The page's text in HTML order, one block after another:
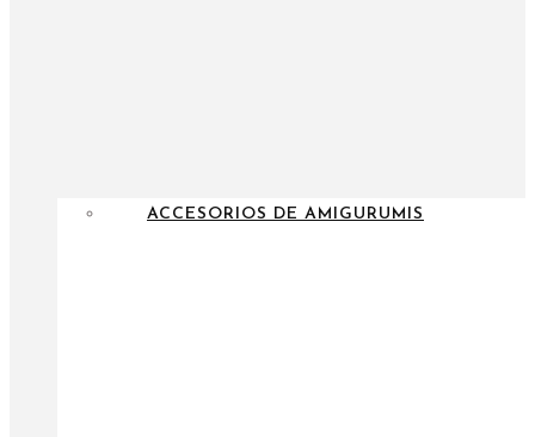
ACCESORIOS DE AMIGURUMIS